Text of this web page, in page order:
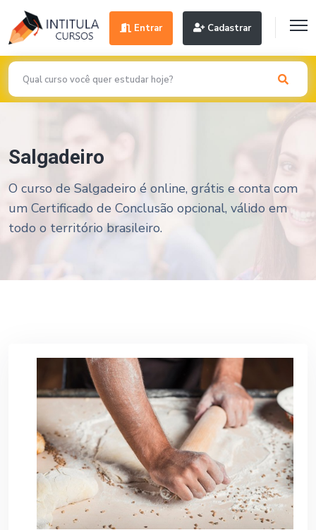
Entrar Cadastrar
Salgadeiro
O curso de Salgadeiro é online, grátis e conta com
um Certificado de Conclusão opcional, válido em
todo o território brasileiro.